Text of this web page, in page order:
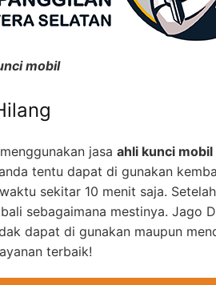
mobil
jasa ahli kunci mobil
tentu dapat di gunakan
sekitar 10 menit saja.
sebagaimana mestinya. Jago
dapat di gunakan maupun
terbaik!